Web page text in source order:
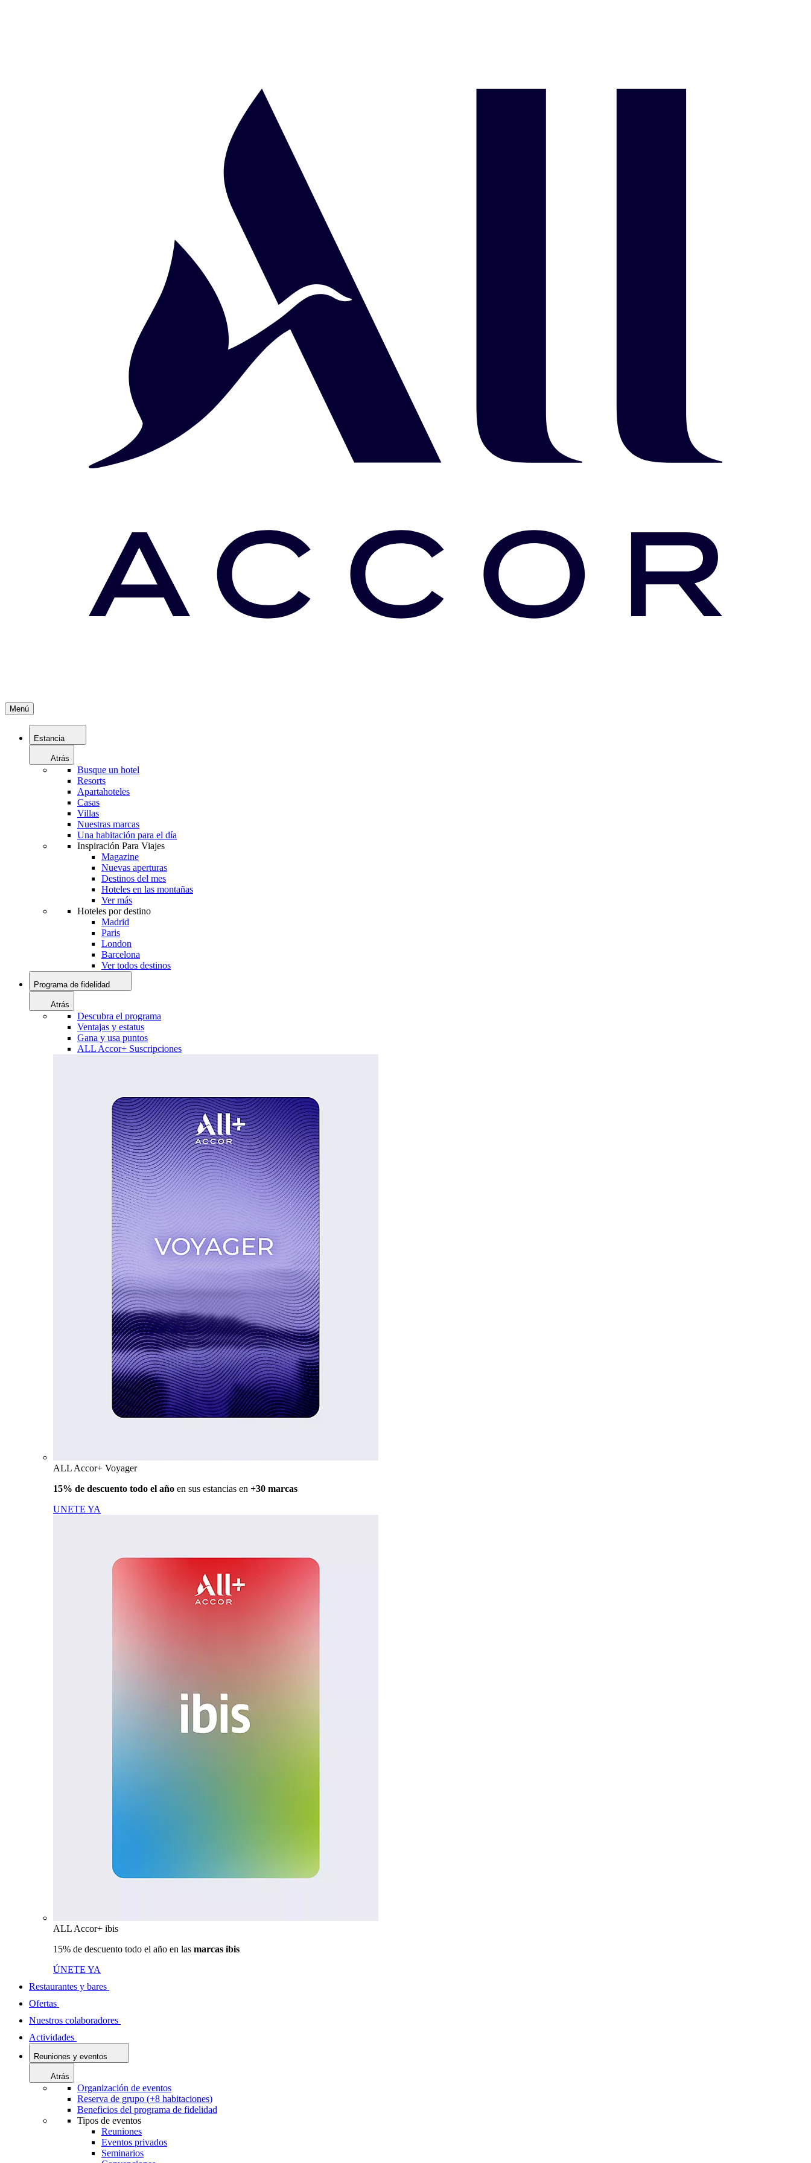
Menú
Estancia
Atrás
Busque un hotel
Resorts
Apartahoteles
Casas
Villas
Nuestras marcas
Una habitación para el día
Inspiración Para Viajes
Magazine
Nuevas aperturas
Destinos del mes
Hoteles en las montañas
Ver más
Hoteles por destino
Madrid
Paris
London
Barcelona
Ver todos destinos
Programa de fidelidad
Atrás
Descubra el programa
Ventajas y estatus
Gana y usa puntos
ALL Accor+ Suscripciones
ALL Accor+ Voyager
15% de descuento todo el año en sus estancias en +30 marcas
UNETE YA
ALL Accor+ ibis
15% de descuento todo el año en las marcas ibis
ÚNETE YA
Restaurantes y bares
Ofertas
Nuestros colaboradores
Actividades
Reuniones y eventos
Atrás
Organización de eventos
Reserva de grupo (+8 habitaciones)
Beneficios del programa de fidelidad
Tipos de eventos
Reuniones
Eventos privados
Seminarios